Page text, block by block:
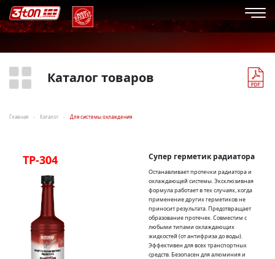
Каталог товаров
Главная Каталог Для системы охлаждения
TP-304 Супер герметик радиатора
Останавливает протечки радиатора и
охлаждающей системы. Эксклюзивная
формула работает в тех случаях, когда
применение других герметиков не
приносит результата. Предотвращает
образование протечек. Совместим с
любыми типами охлаждающих
жидкостей (от антифриза до воды).
Эффективен для всех транспортных
средств. Безопасен для алюминия и